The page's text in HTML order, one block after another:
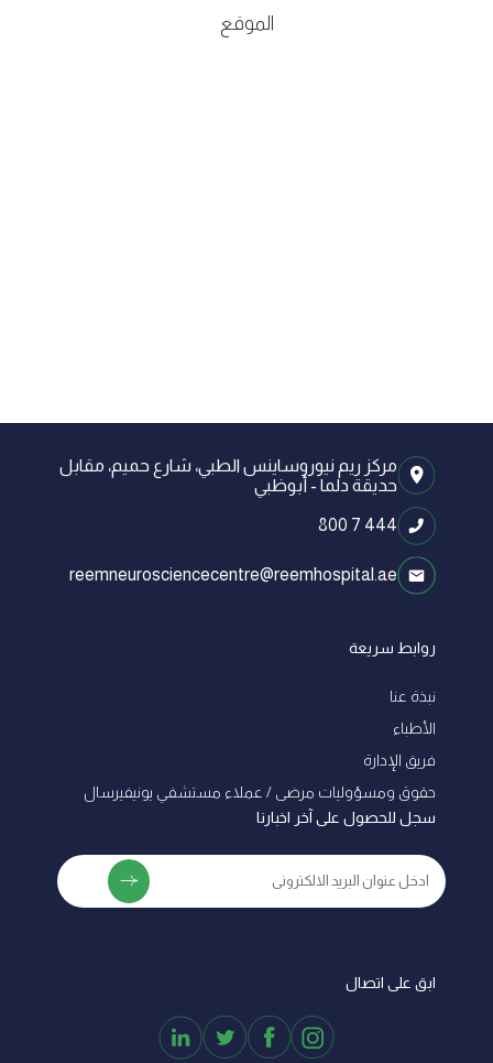
الموقع
مركز ريم نيوروساينس الطبي، شارع حميم، مقابل
حديقة دلما - أبوظبي
800 7 444
reemneurosciencecentre@reemhospital.ae
روابط سريعة
نبذة عنا
الأطباء
فريق الإدارة
ﺣﻘﻮق وﻣﺴﺆوﻟﻴﺎت ﻣﺮﺿﻰ / ﻋﻤﻼء ﻣﺴﺘﺸﻔﻲ ﻳﻮﻧﻴﻔﻴﺮﺳﺎل
سجل للحصول على آخر اخبارنا
ابق على اتصال